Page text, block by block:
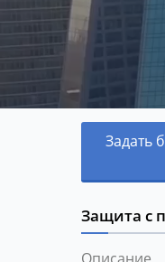
Задать
Защита с